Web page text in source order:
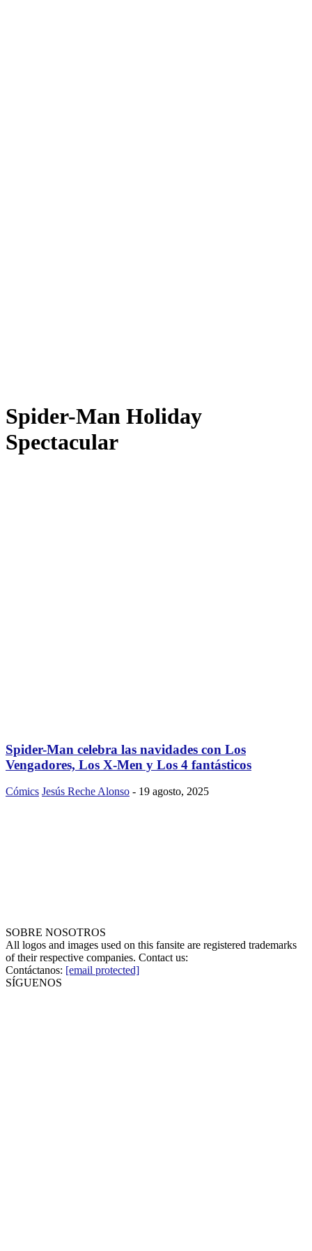
Spider-Man Holiday
Spectacular
Spider-Man celebra las navidades con Los
Vengadores, Los X-Men y Los 4 fantásticos
Cómics Jesús Reche Alonso - 19 agosto, 2025
SOBRE NOSOTROS
All logos and images used on this fansite are registered trademarks
of their respective companies. Contact us:
Contáctanos: [email protected]
SÍGUENOS